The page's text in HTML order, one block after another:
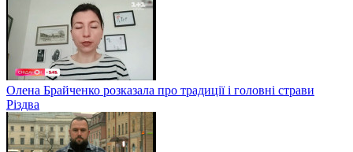
Олена Брайченко розказала про традиції і головні страви
Різдва